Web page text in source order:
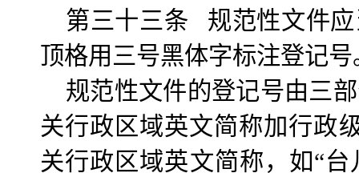
第三十三条 规范性文件
顶格用三号黑体字标注登记号
规范性文件的登记号由三
关行政区域英文简称加行政
关行政区域英文简称，如“台